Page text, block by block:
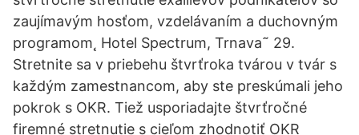
zaujímavým hosťom, vzdelávaním a duchovným
programom˛ Hotel Spectrum, Trnava˜ 29.
Stretnite sa v priebehu štvrťroka tvárou v tvár s
každým zamestnancom, aby ste preskúmali jeho
pokrok s OKR. Tiež usporiadajte štvrťročné
firemné stretnutie s cieľom zhodnotiť OKR